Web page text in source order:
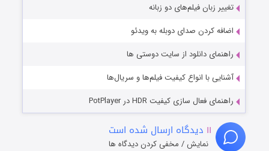
تغییر زبان فیلم‌های دو زبانه
اضافه کردن صدای دوبله به ویدئو
راهنمای دانلود از سایت دوستی ها
آشنایی با انواع کیفیت فیلم‌ها و سریال‌ها
راهنمای فعال سازی کیفیت HDR در PotPlayer
۱۱ دیدگاه ارسال شده است
نمایش / مخفی کردن دیدگاه ها